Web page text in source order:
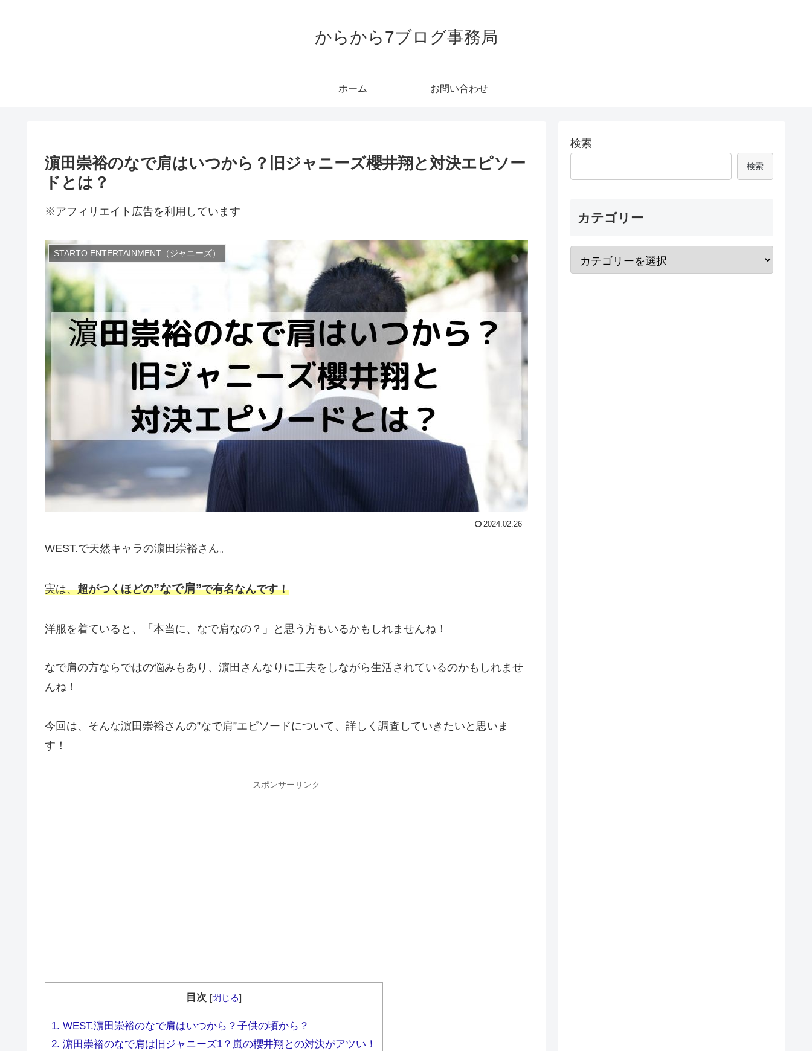
からから7ブログ事務局
ホーム お問い合わせ
濵田崇裕のなで肩はいつから？旧ジャニーズ櫻井翔と対決エピソー
ドとは？
※アフィリエイト広告を利用しています
STARTO ENTERTAINMENT（ジャニーズ）
2024.02.26
WEST.で天然キャラの濵田崇裕さん。
実は、超がつくほどの”なで肩”で有名なんです！
洋服を着ていると、「本当に、なで肩なの？」と思う方もいるかもしれませんね！
なで肩の方ならではの悩みもあり、濵田さんなりに工夫をしながら生活されているのかもしれませ
んね！
今回は、そんな濵田崇裕さんの”なで肩”エピソードについて、詳しく調査していきたいと思いま
す！
スポンサーリンク
目次 [閉じる]
1. WEST.濵田崇裕のなで肩はいつから？子供の頃から？
2. 濵田崇裕のなで肩は旧ジャニーズ1？嵐の櫻井翔との対決がアツい！
検索
検索
カテゴリー